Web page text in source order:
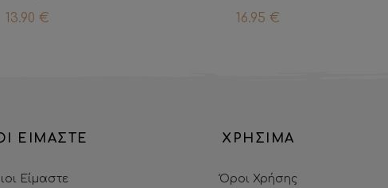
13.90 € 16.95 €
ΕΙΜΑΣΤΕ
Είμαστε
ΧΡΗΣΙΜΑ
Όροι Χρήσης